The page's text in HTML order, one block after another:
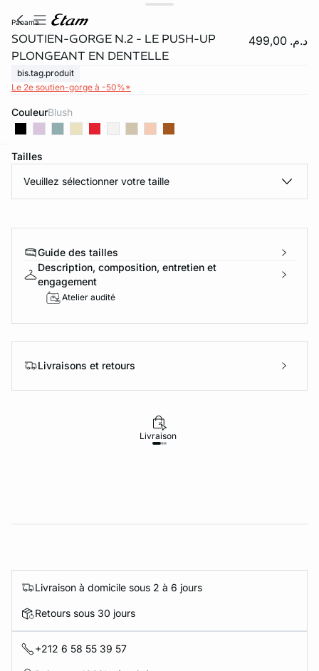
panama
SOUTIEN-GORGE N.2 - LE PUSH-UP
PLONGEANT EN DENTELLE
د.م. 499,00
bis.tag.produit
Le 2e soutien-gorge à -50%*
Couleur blush
Tailles
Veuillez sélectionner votre taille
Guide des tailles
Description, composition, entretien et
engagement
Atelier audité
Livraisons et retours
Livraison
Livraison à domicile sous 2 à 6 jours
Retours sous 30 jours
+212 6 58 55 39 57